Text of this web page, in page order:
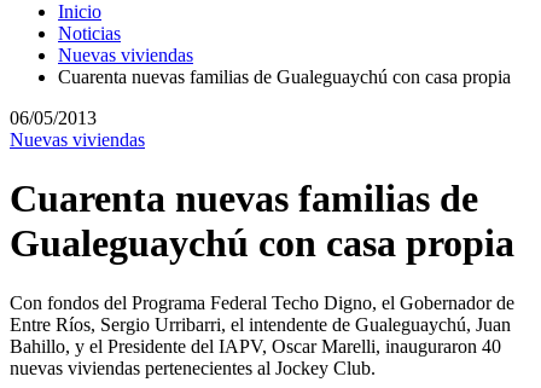
Inicio
Noticias
Nuevas viviendas
Cuarenta nuevas familias de Gualeguaychú con casa propia
06/05/2013
Nuevas viviendas
Cuarenta nuevas familias de
Gualeguaychú con casa propia
Con fondos del Programa Federal Techo Digno, el Gobernador de
Entre Ríos, Sergio Urribarri, el intendente de Gualeguaychú, Juan
Bahillo, y el Presidente del IAPV, Oscar Marelli, inauguraron 40
nuevas viviendas pertenecientes al Jockey Club.